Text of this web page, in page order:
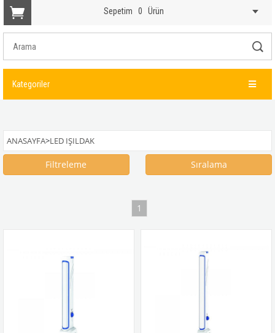
Sepetim 0 Ürün
Kategoriler
ANASAYFA>LED IŞILDAK
Filtreleme Sıralama
1